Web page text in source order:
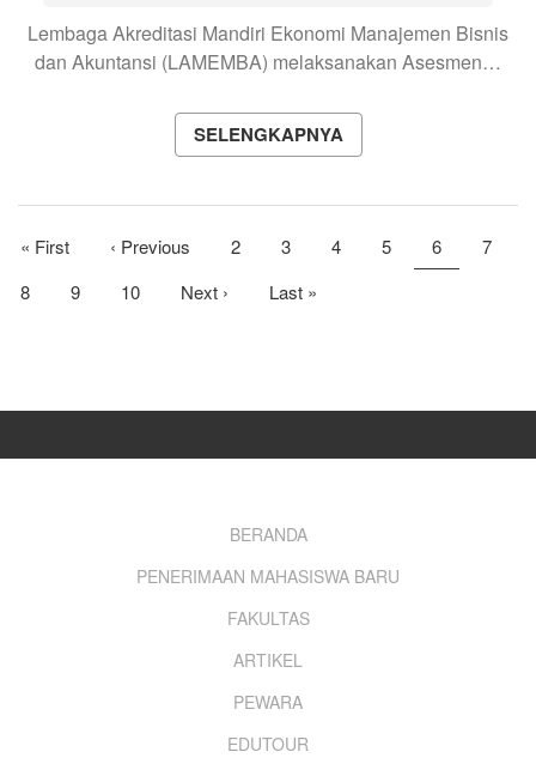
Lembaga Akreditasi Mandiri Ekonomi Manajemen Bisnis
dan Akuntansi (LAMEMBA) melaksanakan Asesmen…
SELENGKAPNYA
Pagination
First
« First Previous
‹ Previous Page
2 Page
3 Page
4 Page
5 Current
page
6 Page
7
Page
8 Page
9 Page
10 Next
Next › Last
Last »
BERANDA
PENERIMAAN MAHASISWA BARU
FAKULTAS
ARTIKEL
PEWARA
EDUTOUR